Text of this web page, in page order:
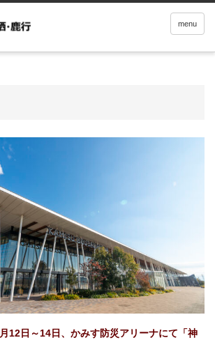
menu
12日～14日、かみす防災アリーナにて「神